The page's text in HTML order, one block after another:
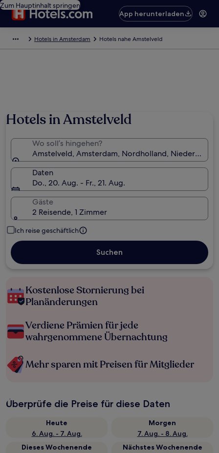
Zum Hauptinhalt springen
App herunterladen
Hotels in Amsterdam Hotels nahe Amstelveld
Hotels in Amstelveld
Wo soll’s hingehen?
Amstelveld, Amsterdam, Nordholland, Niederlande
Daten
Do., 20. Aug. - Fr., 21. Aug.
Gäste
2 Reisende, 1 Zimmer
Ich reise geschäftlich
Suchen
Kostenlose Stornierung bei
Planänderungen
Verdiene Prämien für jede
wahrgenommene Übernachtung
Mehr sparen mit Preisen für Mitglieder
Überprüfe die Preise für diese Daten
Heute
6. Aug. - 7. Aug.
Morgen
7. Aug. - 8. Aug.
Dieses Wochenende
Nächstes Wochenende